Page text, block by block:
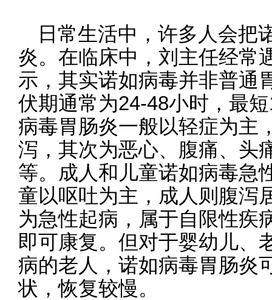
日常生活中，许多人会把
炎。在临床中，刘主任经常
示，其实诺如病毒并非普通
伏期通常为24-48小时，最
病毒胃肠炎一般以轻症为主
泻，其次为恶心、腹痛、头
等。成人和儿童诺如病毒急
童以呕吐为主，成人则腹泻
为急性起病，属于自限性
即可康复。但对于婴幼儿、
病的老人，诺如病毒胃肠炎
状，恢复较慢。